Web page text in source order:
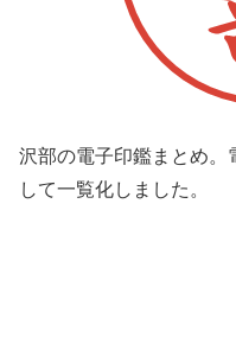
沢部の電子印鑑まとめ。
して一覧化しました。